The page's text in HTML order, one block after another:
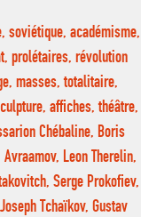
soviétique, académisme,
prolétaires, révolution
masses, totalitaire,
affiches, théâtre,
Chébaline, Boris
Leon Therelin,
Serge Prokofiev,
Tchaïkov, Gustav